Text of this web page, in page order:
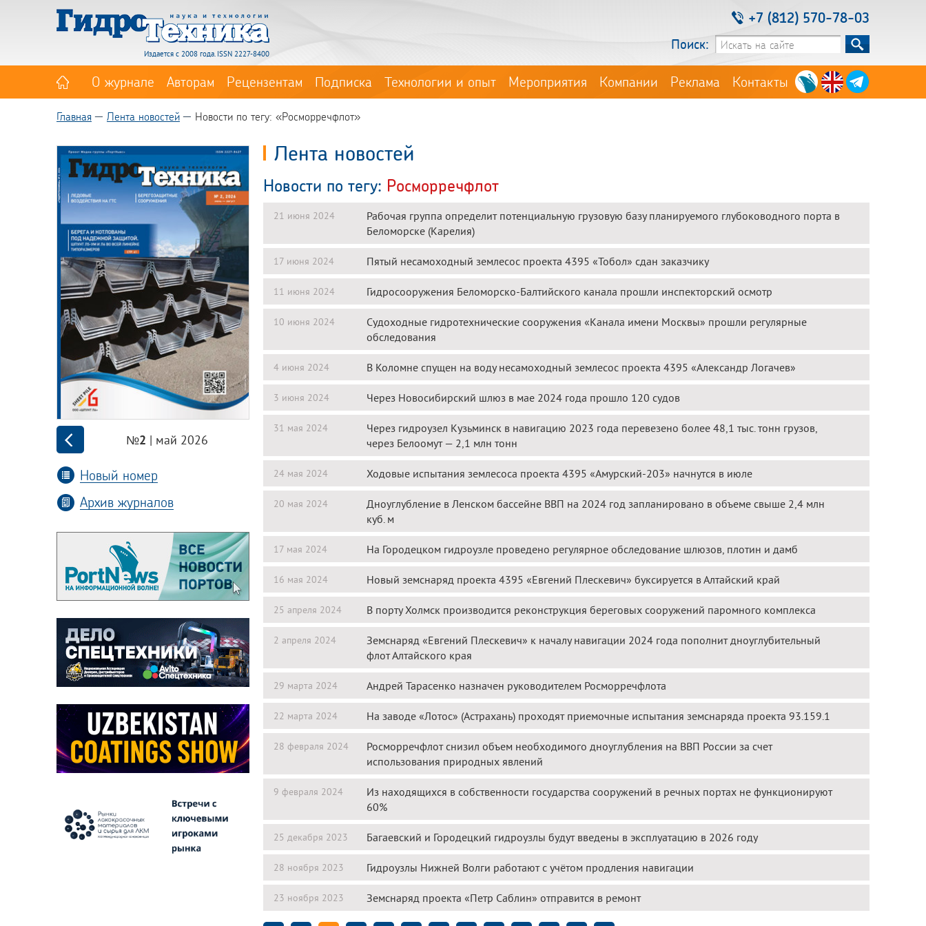
Издается с 2008 года. ISSN 2227-8400
+7 (812) 570-78-03
Поиск:
О журнале Авторам Рецензентам Подписка Технологии и опыт Мероприятия Компании Реклама Контакты
Главная Лента новостей Новости по тегу: «Росморречфлот»
№2 | май 2026
Новый номер
Архив журналов
Лента новостей
Новости по тегу: Росморречфлот
21 июня 2024
Рабочая группа определит потенциальную грузовую базу планируемого глубоководного порта в
Беломорске (Карелия)
17 июня 2024 Пятый несамоходный землесос проекта 4395 «Тобол» сдан заказчику
11 июня 2024 Гидросооружения Беломорско-Балтийского канала прошли инспекторский осмотр
10 июня 2024
Судоходные гидротехнические сооружения «Канала имени Москвы» прошли регулярные
обследования
4 июня 2024 В Коломне спущен на воду несамоходный землесос проекта 4395 «Александр Логачев»
3 июня 2024 Через Новосибирский шлюз в мае 2024 года прошло 120 судов
31 мая 2024
Через гидроузел Кузьминск в навигацию 2023 года перевезено более 48,1 тыс. тонн грузов,
через Белоомут — 2,1 млн тонн
24 мая 2024 Ходовые испытания землесоса проекта 4395 «Амурский-203» начнутся в июле
20 мая 2024
Дноуглубление в Ленском бассейне ВВП на 2024 год запланировано в объеме свыше 2,4 млн
куб. м
17 мая 2024 На Городецком гидроузле проведено регулярное обследование шлюзов, плотин и дамб
16 мая 2024 Новый земснаряд проекта 4395 «Евгений Плескевич» буксируется в Алтайский край
25 апреля 2024 В порту Холмск производится реконструкция береговых сооружений паромного комплекса
2 апреля 2024
Земснаряд «Евгений Плескевич» к началу навигации 2024 года пополнит дноуглубительный
флот Алтайского края
29 марта 2024 Андрей Тарасенко назначен руководителем Росморречфлота
22 марта 2024 На заводе «Лотос» (Астрахань) проходят приемочные испытания земснаряда проекта 93.159.1
28 февраля 2024
Росморречфлот снизил объем необходимого дноуглубления на ВВП России за счет
использования природных явлений
9 февраля 2024
Из находящихся в собственности государства сооружений в речных портах не функционируют
60%
25 декабря 2023 Багаевский и Городецкий гидроузлы будут введены в эксплуатацию в 2026 году
28 ноября 2023 Гидроузлы Нижней Волги работают с учётом продления навигации
23 ноября 2023 Земснаряд проекта «Петр Саблин» отправится в ремонт